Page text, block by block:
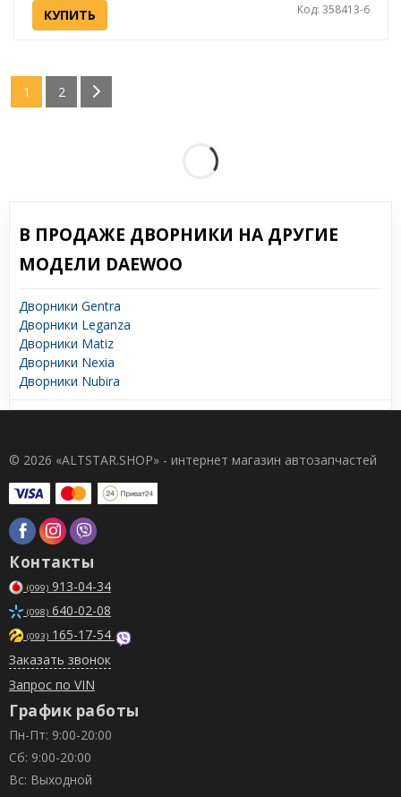
КУПИТЬ Код: 358413-6
1 2
В ПРОДАЖЕ ДВОРНИКИ НА ДРУГИЕ
МОДЕЛИ DAEWOO
Дворники Gentra
Дворники Leganza
Дворники Matiz
Дворники Nexia
Дворники Nubira
© 2026 «ALTSTAR.SHOP» - интернет магазин автозапчастей
Контакты
(099) 913-04-34
(098) 640-02-08
(093) 165-17-54
Заказать звонок
Запрос по VIN
График работы
Пн-Пт: 9:00-20:00
Сб: 9:00-20:00
Вс: Выходной